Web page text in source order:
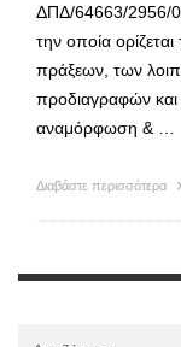
ΔΠΔ/64663/2956/
την οποία
πράξεων, των
προδιαγραφών και
αναμόρφωση & …
Διαβάστε περισσότερα